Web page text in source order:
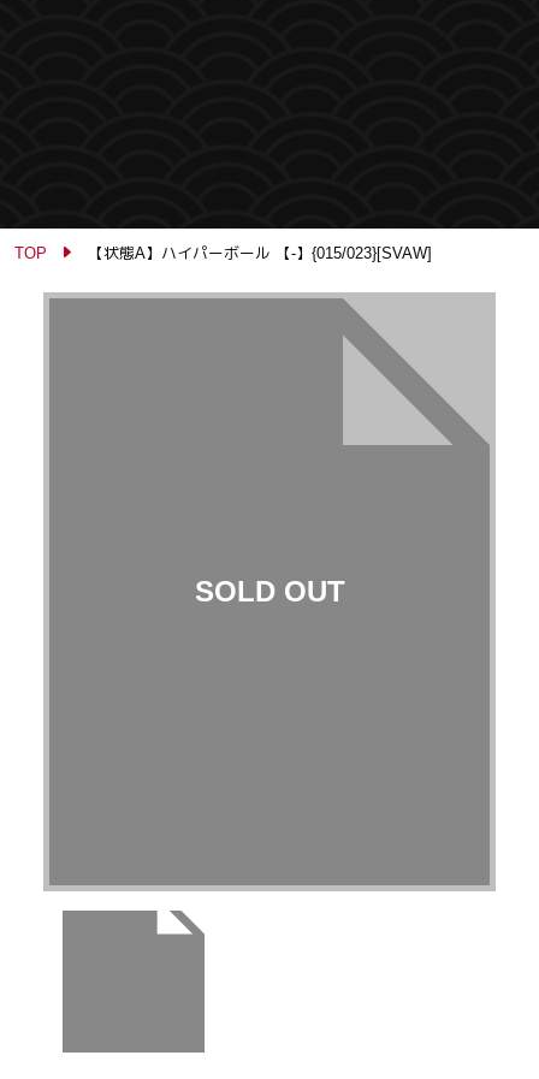
TOP 【状態A】ハイパーボール 【-】{015/023}[SVAW]